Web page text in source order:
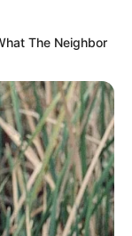
The Neighbor